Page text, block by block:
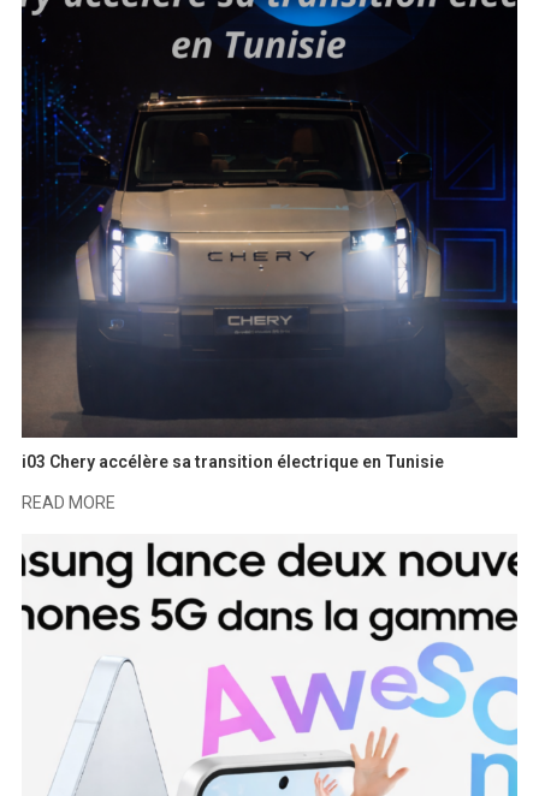
i03 Chery accélère sa transition électrique en Tunisie
READ MORE